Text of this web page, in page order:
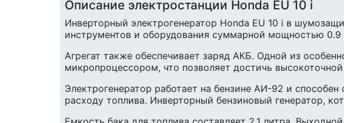
Описание электростанции Honda EU 10 i
Инверторный электрогенератор Honda EU 10 i в
инструментов и оборудования суммарной мощностью 0.9
Агрегат также обеспечивает заряд АКБ. Одной из
микропроцессором, что позволяет достичь
Электрогенератор работает на бензине АИ-92 и
расходу топлива. Инверторный бензиновый генератор,